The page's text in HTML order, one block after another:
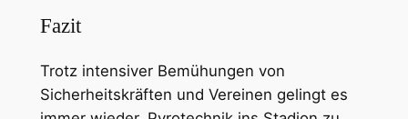
Fazit
Trotz intensiver Bemühungen von
Sicherheitskräften und Vereinen gelingt es